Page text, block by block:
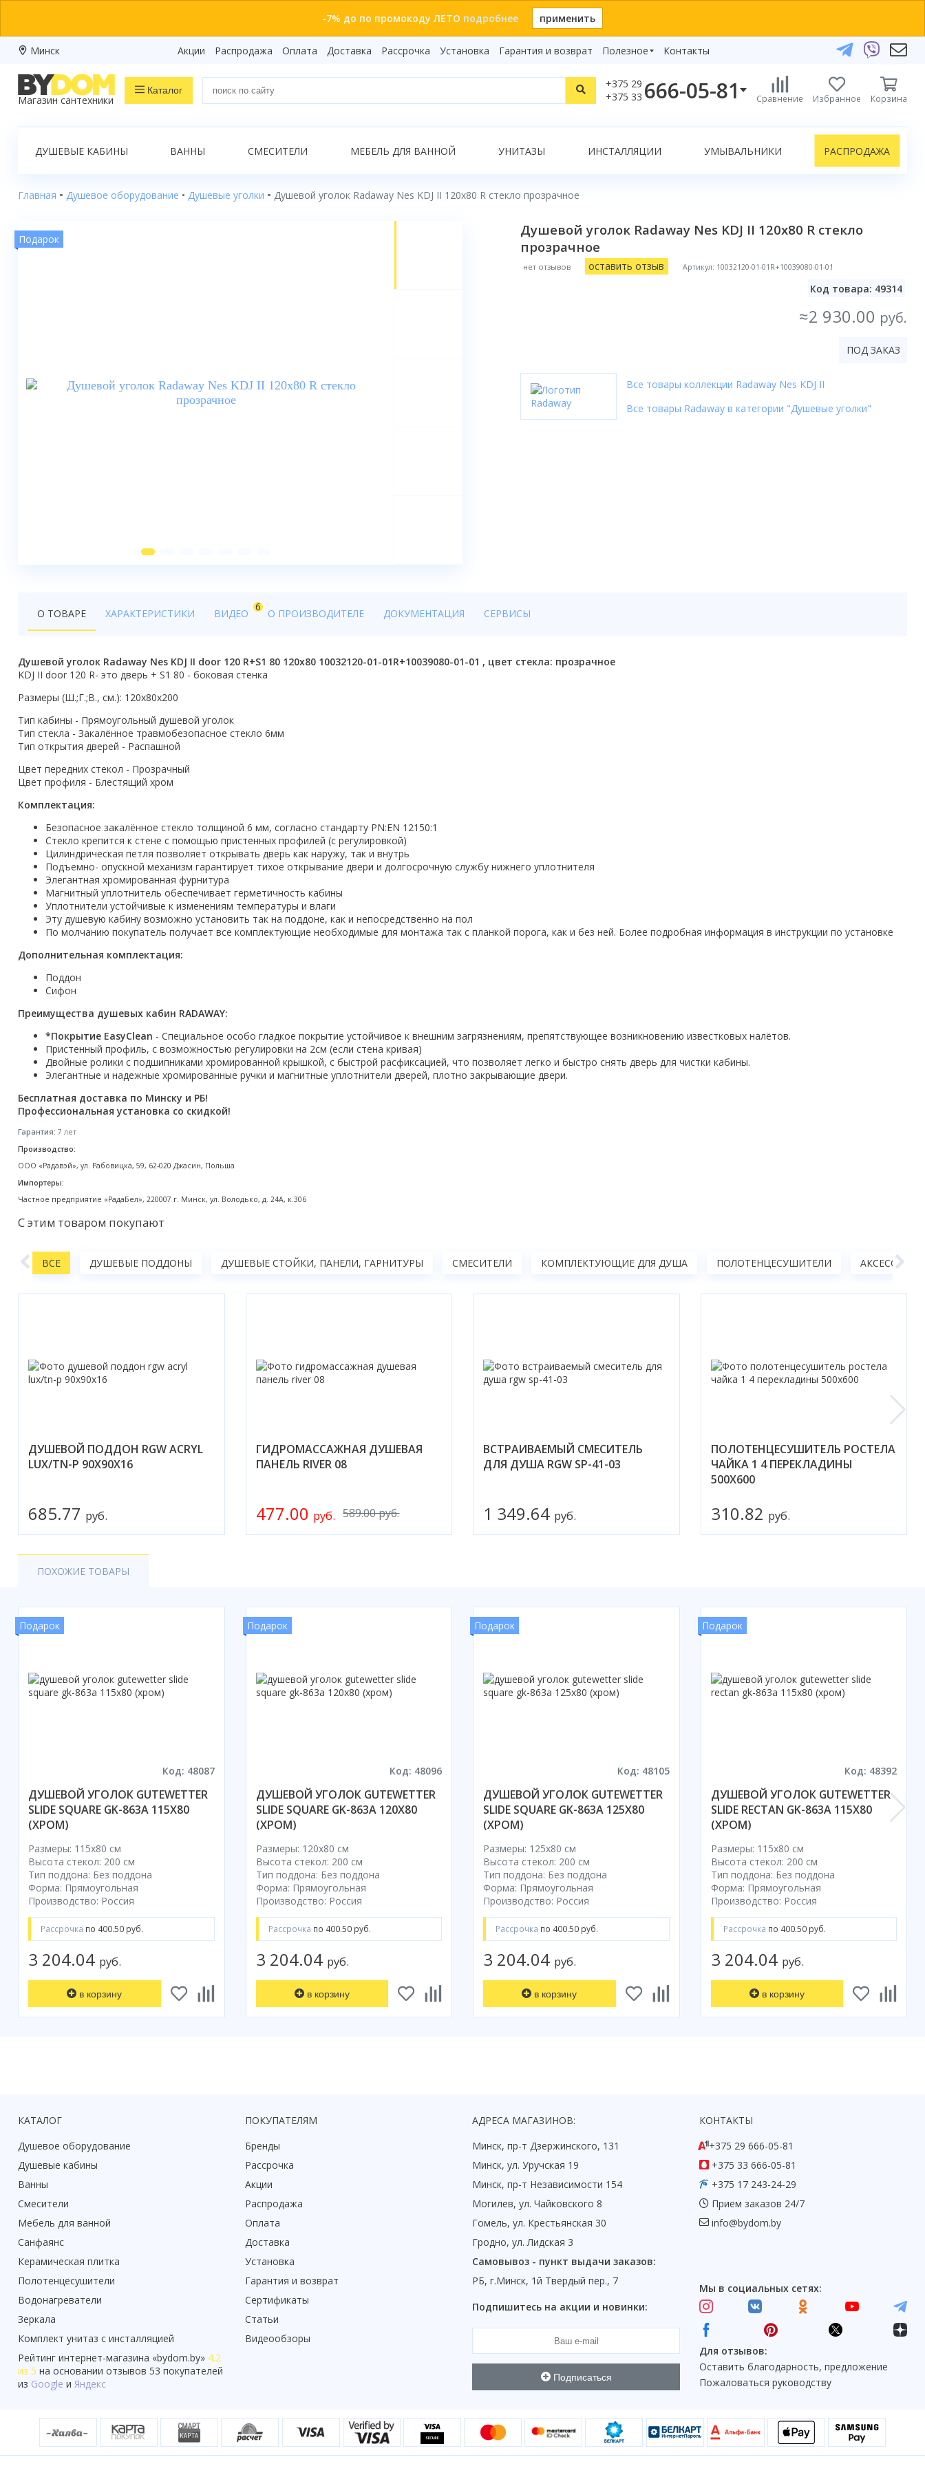
-7% до по промокоду ЛЕТО подробнее применить
Минск Акции Распродажа Оплата Доставка Рассрочка Установка Гарантия и возврат
Полезное
Видеообзоры
Бренды
Контакты
Магазин сантехники
Каталог
+375 29
+375 33 666-05-81
+375 29 666-05-81
+375 17 243-24-29
Telegram
info@bydom.by
Сравнение Избранное Корзина
Показать все результаты
Распродажа
Ванны
Смесители
Кухонные мойки
Радиаторы отопления
Котлы отопления
Сифоны и донные клапаны
Люки
Дом и сад
Готовые кухни
Акции
ДУШЕВЫЕ КАБИНЫ ВАННЫ СМЕСИТЕЛИ МЕБЕЛЬ ДЛЯ ВАННОЙ УНИТАЗЫ ИНСТАЛЛЯЦИИ УМЫВАЛЬНИКИ РАСПРОДАЖА
Главная Душевое оборудование Душевые уголки Душевой уголок Radaway Nes KDJ II 120x80 R стекло прозрачное
Душевой уголок Radaway Nes KDJ II 120x80 R стекло
прозрачное
нет отзывов оставить отзыв Артикул: 10032120-01-01R+10039080-01-01
Код товара: 49314
Подарок
≈2 930.00 руб.
ПОД ЗАКАЗ
Все товары коллекции Radaway Nes KDJ II
Все товары Radaway в категории "Душевые уголки"
О ТОВАРЕ ХАРАКТЕРИСТИКИ ВИДЕО
6
О ПРОИЗВОДИТЕЛЕ ДОКУМЕНТАЦИЯ СЕРВИСЫ
Душевой уголок Radaway Nes KDJ II door 120 R+S1 80 120x80 10032120-01-01R+10039080-01-01 , цвет стекла: прозрачное
KDJ II door 120 R- это дверь + S1 80 - боковая стенка
Размеры (Ш.;Г.;В., см.): 120х80х200
Тип кабины - Прямоугольный душевой уголок
Тип стекла - Закалённое травмобезопасное стекло 6мм
Тип открытия дверей - Распашной
Цвет передних стекол - Прозрачный
Цвет профиля - Блестящий хром
Комплектация:
Безопасное закалённое стекло толщиной 6 мм, согласно стандарту PN:EN 12150:1
Стекло крепится к стене с помощью пристенных профилей (с регулировкой)
Цилиндрическая петля позволяет открывать дверь как наружу, так и внутрь
Подъемно- опускной механизм гарантирует тихое открывание двери и долгосрочную службу нижнего уплотнителя
Элегантная хромированная фурнитура
Магнитный уплотнитель обеспечивает герметичность кабины
Уплотнители устойчивые к изменениям температуры и влаги
Эту душевую кабину возможно установить так на поддоне, как и непосредственно на пол
По молчанию покупатель получает все комплектующие необходимые для монтажа так с планкой порога, как и без ней. Более подробная информация в инструкции по установке
Дополнительная комплектация:
Поддон
Сифон
Преимущества душевых кабин RADAWAY:
*Покрытие EasyClean - Специальное особо гладкое покрытие устойчивое к внешним загрязнениям, препятствующее возникновению известковых налётов.
Пристенный профиль, с возможностью регулировки на 2см (если стена кривая)
Двойные ролики с подшипниками хромированной крышкой, с быстрой расфиксацией, что позволяет легко и быстро снять дверь для чистки кабины.
Элегантные и надежные хромированные ручки и магнитные уплотнители дверей, плотно закрывающие двери.
Бесплатная доставка по Минску и РБ!
Профессиональная установка со скидкой!
Гарантия: 7 лет
Производство:
ООО «Радавэй», ул. Рабовицка, 59, 62-020 Джасин, Польша
Импортеры:
Частное предприятие «РадаБел», 220007 г. Минск, ул. Володько, д. 24А, к.306
С этим товаром покупают
ВСЕ ДУШЕВЫЕ ПОДДОНЫ ДУШЕВЫЕ СТОЙКИ, ПАНЕЛИ, ГАРНИТУРЫ СМЕСИТЕЛИ КОМПЛЕКТУЮЩИЕ ДЛЯ ДУША ПОЛОТЕНЦЕСУШИТЕЛИ
ДУШЕВОЙ ПОДДОН RGW ACRYL
LUX/TN-Р 90Х90X16
685.77 руб.
ГИДРОМАССАЖНАЯ ДУШЕВАЯ
ПАНЕЛЬ RIVER 08
589.00 руб.
477.00 руб.
ВСТРАИВАЕМЫЙ СМЕСИТЕЛЬ
ДЛЯ ДУША RGW SP-41-03
1 349.64 руб.
ПОЛОТЕНЦЕСУШИТЕЛЬ РОСТЕЛА
ЧАЙКА 1 4 ПЕРЕКЛАДИНЫ
500X600
310.82 руб.
ПОХОЖИЕ ТОВАРЫ
Подарок
Код: 48087
ДУШЕВОЙ УГОЛОК GUTEWETTER
SLIDE SQUARE GK-863A 115X80
(ХРОМ)
Размеры: 115x80 cм
Высота стекол: 200 см
Тип поддона: Без поддона
Форма: Прямоугольная
Производство: Россия
Рассрочка по 400.50 руб.
3 204.04 руб.
в корзину
Подарок
Код: 48096
ДУШЕВОЙ УГОЛОК GUTEWETTER
SLIDE SQUARE GK-863A 120X80
(ХРОМ)
Размеры: 120x80 cм
Высота стекол: 200 см
Тип поддона: Без поддона
Форма: Прямоугольная
Производство: Россия
Рассрочка по 400.50 руб.
3 204.04 руб.
в корзину
Подарок
Код: 48105
ДУШЕВОЙ УГОЛОК GUTEWETTER
SLIDE SQUARE GK-863A 125X80
(ХРОМ)
Размеры: 125x80 cм
Высота стекол: 200 см
Тип поддона: Без поддона
Форма: Прямоугольная
Производство: Россия
Рассрочка по 400.50 руб.
3 204.04 руб.
в корзину
Подарок
Код: 48392
ДУШЕВОЙ УГОЛОК GUTEWETTER
SLIDE RECTAN GK-863A 115X80
(ХРОМ)
Размеры: 115x80 cм
Высота стекол: 200 см
Тип поддона: Без поддона
Форма: Прямоугольная
Производство: Россия
Рассрочка по 400.50 руб.
3 204.04 руб.
в корзину
КАТАЛОГ
Душевое оборудование
Душевые кабины
Ванны
Смесители
Мебель для ванной
Санфаянс
Керамическая плитка
Полотенцесушители
Водонагреватели
Зеркала
Комплект унитаз с инсталляцией
Рейтинг интернет-магазина «bydom.by» 4.2
из 5 на основании отзывов 53 покупателей
из Google и Яндекс
ПОКУПАТЕЛЯМ
Бренды
Рассрочка
Акции
Распродажа
Оплата
Доставка
Установка
Гарантия и возврат
Сертификаты
Статьи
Видеообзоры
АДРЕСА МАГАЗИНОВ:
Минск, пр-т Дзержинского, 131
Минск, ул. Уручская 19
Минск, пр-т Независимости 154
Могилев, ул. Чайковского 8
Гомель, ул. Крестьянская 30
Гродно, ул. Лидская 3
Самовывоз - пункт выдачи заказов:
РБ, г.Минск, 1й Твердый пер., 7
Подпишитесь на акции и новинки:
Подписаться
КОНТАКТЫ
+375 29 666-05-81
+375 33 666-05-81
+375 17 243-24-29
Прием заказов 24/7
info@bydom.by
Мы в социальных сетях:
Для отзывов:
Оставить благодарность, предложение
Пожаловаться руководству